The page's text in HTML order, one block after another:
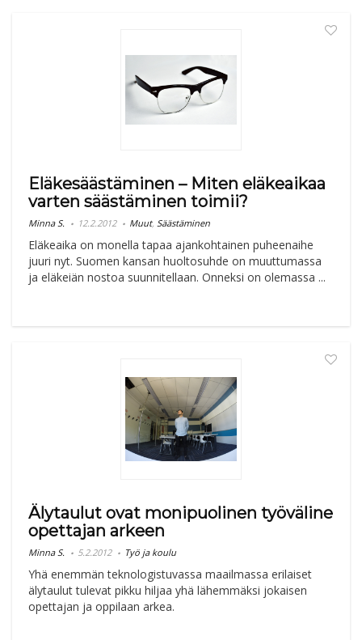
Eläkesäästäminen – Miten eläkeaikaa
varten säästäminen toimii?
Minna S. 12.2.2012 Muut, Säästäminen
Eläkeaika on monella tapaa ajankohtainen puheenaihe
juuri nyt. Suomen kansan huoltosuhde on muuttumassa
ja eläkeiän nostoa suunnitellaan. Onneksi on olemassa ...
Älytaulut ovat monipuolinen työväline
opettajan arkeen
Minna S. 5.2.2012 Työ ja koulu
Yhä enemmän teknologistuvassa maailmassa erilaiset
älytaulut tulevat pikku hiljaa yhä lähemmäksi jokaisen
opettajan ja oppilaan arkea.